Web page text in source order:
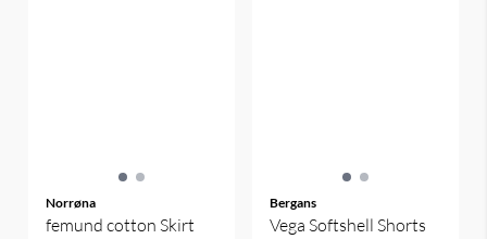
Norrøna
femund cotton Skirt
Bergans
Vega Softshell Shorts